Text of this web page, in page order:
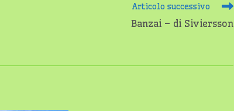
Articolo successivo
Banzai – di Siviersson